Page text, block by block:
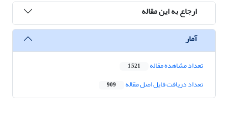
ارجاع به این مقاله
آمار
تعداد مشاهده مقاله 1,521
تعداد دریافت فایل اصل مقاله 909